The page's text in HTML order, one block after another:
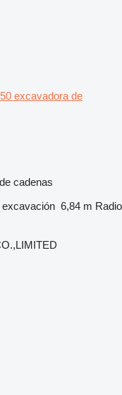
excavadora de
cadenas
excavación 6,84 m Radio